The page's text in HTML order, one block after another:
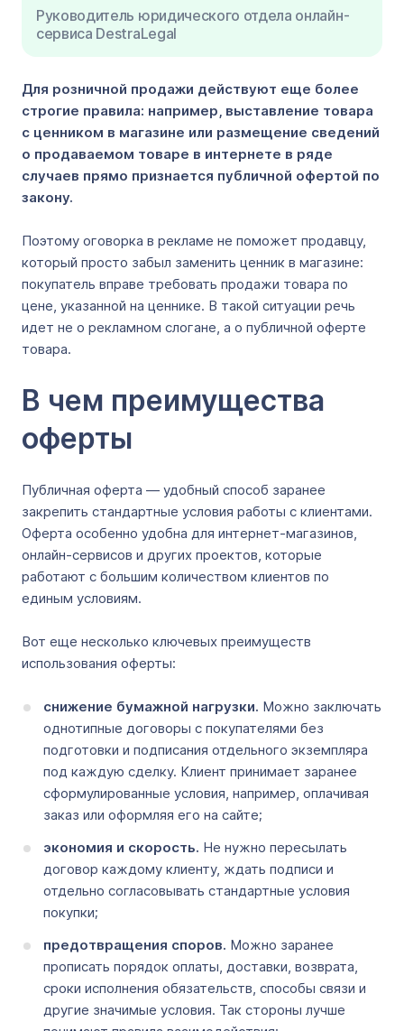
Руководитель юридического отдела онлайн-
сервиса DestraLegal
Для розничной продажи действуют еще более
строгие правила: например, выставление товара
с ценником в магазине или размещение сведений
о продаваемом товаре в интернете в ряде
случаев прямо признается публичной офертой по
закону.
Поэтому оговорка в рекламе не поможет продавцу,
который просто забыл заменить ценник в магазине:
покупатель вправе требовать продажи товара по
цене, указанной на ценнике. В такой ситуации речь
идет не о рекламном слогане, а о публичной оферте
товара.
В чем преимущества
оферты
Публичная оферта — удобный способ заранее
закрепить стандартные условия работы с клиентами.
Оферта особенно удобна для интернет-магазинов,
онлайн-сервисов и других проектов, которые
работают с большим количеством клиентов по
единым условиям.
Вот еще несколько ключевых преимуществ
использования оферты:
снижение бумажной нагрузки. Можно заключать
однотипные договоры с покупателями без
подготовки и подписания отдельного экземпляра
под каждую сделку. Клиент принимает заранее
сформулированные условия, например, оплачивая
заказ или оформляя его на сайте;
экономия и скорость. Не нужно пересылать
договор каждому клиенту, ждать подписи и
отдельно согласовывать стандартные условия
покупки;
предотвращения споров. Можно заранее
прописать порядок оплаты, доставки, возврата,
сроки исполнения обязательств, способы связи и
другие значимые условия. Так стороны лучше